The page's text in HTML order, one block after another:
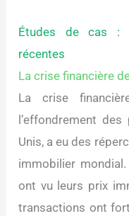
Études de cas :
récentes
La crise financière
La crise
l’effondrement
Unis, a eu des
immobilier
ont vu leurs prix
transactions ont